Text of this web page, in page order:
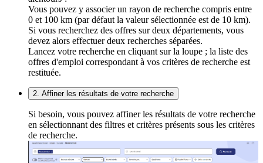
Vous pouvez y associer un rayon de recherche compris entre
0 et 100 km (par défaut la valeur sélectionnée est de 10 km).
Si vous recherchez des offres sur deux départements, vous
devez alors effectuer deux recherches séparées.
Lancez votre recherche en cliquant sur la loupe ; la liste des
offres d'emploi correspondant à vos critères de recherche est
restituée.
2. Affiner les résultats de votre recherche
Si besoin, vous pouvez affiner les résultats de votre recherche
en sélectionnant des filtres et critères présents sous les critères
de recherche.